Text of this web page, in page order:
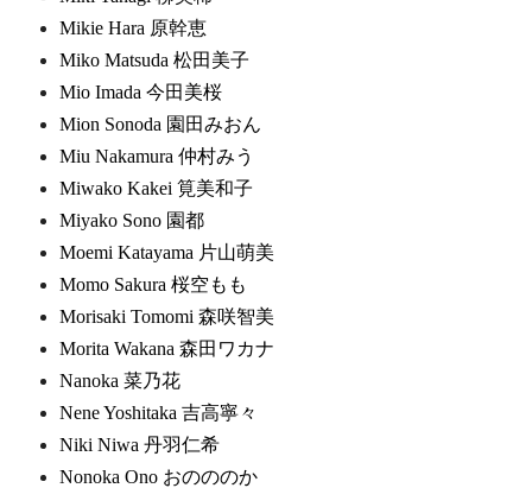
Mikie Hara 原幹恵
Miko Matsuda 松田美子
Mio Imada 今田美桜
Mion Sonoda 園田みおん
Miu Nakamura 仲村みう
Miwako Kakei 筧美和子
Miyako Sono 園都
Moemi Katayama 片山萌美
Momo Sakura 桜空もも
Morisaki Tomomi 森咲智美
Morita Wakana 森田ワカナ
Nanoka 菜乃花
Nene Yoshitaka 吉高寧々
Niki Niwa 丹羽仁希
Nonoka Ono おのののか